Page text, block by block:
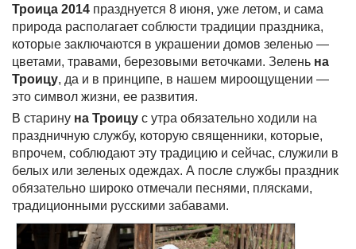
Троица 2014 празднуется 8 июня, уже летом, и сама
природа располагает соблюсти традиции праздника,
которые заключаются в украшении домов зеленью —
цветами, травами, березовыми веточками. Зелень на
Троицу, да и в принципе, в нашем мироощущении —
это символ жизни, ее развития.
В старину на Троицу с утра обязательно ходили на
праздничную службу, которую священники, которые,
впрочем, соблюдают эту традицию и сейчас, служили в
белых или зеленых одеждах. А после службы праздник
обязательно широко отмечали песнями, плясками,
традиционными русскими забавами.